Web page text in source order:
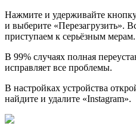
Нажмите и удерживайте
и выберите «Перезагрузить».
приступаем к серьёзным мерам.
В 99% случаях полная
исправляет все проблемы.
В настройках устройства
найдите и удалите «Instagram».